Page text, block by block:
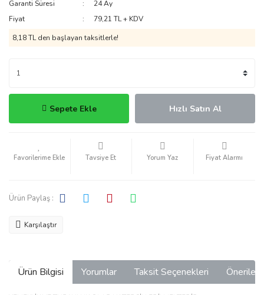
Garanti Süresi
24 Ay
Fiyat
79,21 TL + KDV
8,18 TL den başlayan taksitlerle!
Sepete Ekle Hızlı Satın Al
Tavsiye Et Yorum Yaz Fiyat Alarmı
Ürün Paylaş :
Karşılaştır
Ürün Bilgisi Yorumlar Taksit Seçenekleri